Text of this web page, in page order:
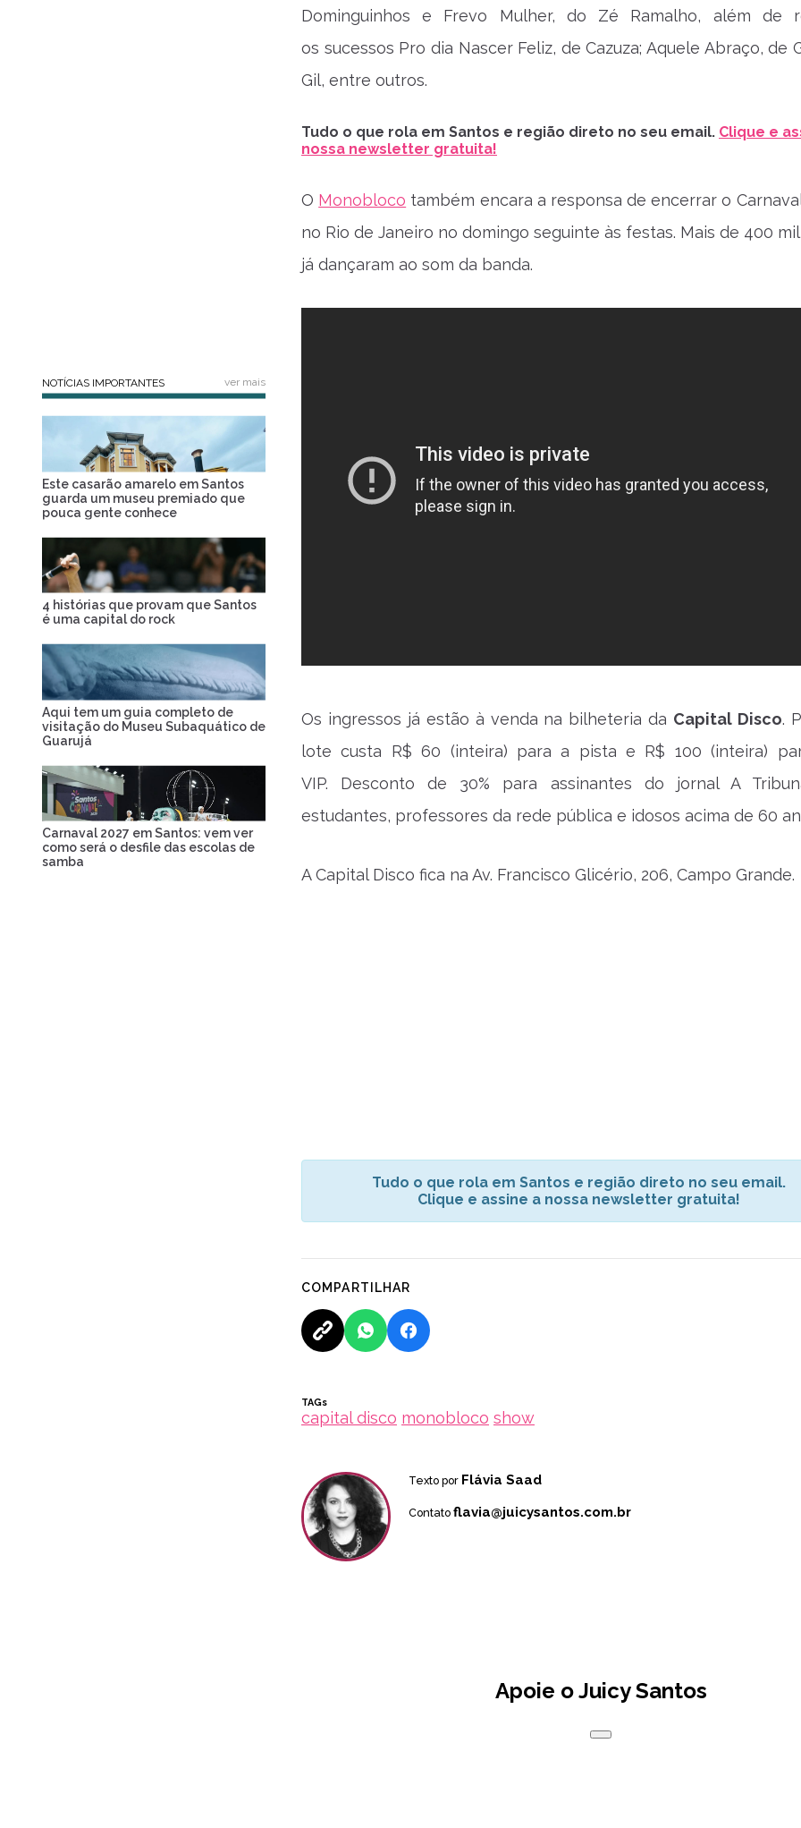
Dominguinhos e Frevo Mulher, do Zé Ramalho, além de
os sucessos Pro dia Nascer Feliz, de Cazuza; Aquele Abraço, de
Gil, entre outros.
Tudo o que rola em Santos e região direto no seu email. Clique e
nossa newsletter gratuita!
O Monobloco também encara a responsa de encerrar o
no Rio de Janeiro no domingo seguinte às festas. Mais de 400
já dançaram ao som da banda.
Os ingressos já estão à venda na bilheteria da Capital Disco.
lote custa R$ 60 (inteira) para a pista e R$ 100 (inteira)
VIP. Desconto de 30% para assinantes do jornal A
estudantes, professores da rede pública e idosos acima de 60
A Capital Disco fica na Av. Francisco Glicério, 206, Campo Grande.
Tudo o que rola em Santos e região direto no seu email.
Clique e assine a nossa newsletter gratuita!
COMPARTILHAR
TAGs
capital disco monobloco show
Texto por Flávia Saad
Contato flavia@juicysantos.com.br
NOTÍCIAS IMPORTANTES ver mais
Este casarão amarelo em Santos
guarda um museu premiado que
pouca gente conhece
4 histórias que provam que Santos
é uma capital do rock
Aqui tem um guia completo de
visitação do Museu Subaquático de
Guarujá
Carnaval 2027 em Santos: vem ver
como será o desfile das escolas de
samba
Apoie o Juicy Santos